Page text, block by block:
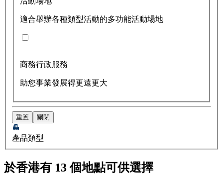
適合舉辦各種類型活動的多功能活動場地
商務行政服務
助您事業發展得更遠更大
重置 關閉
產品類型
於香港有 13 個地點可供選擇